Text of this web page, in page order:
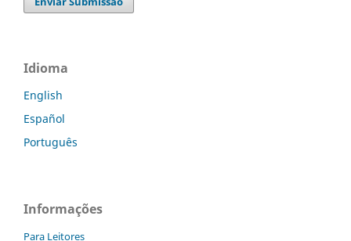
Idioma
English
Español
Português
Informações
Para Leitores